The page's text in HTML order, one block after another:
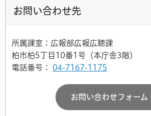
お問い合わせ先
所属課室：広報部広報広聴課
柏市柏5丁目10番1号（本庁舎3階）
電話番号：
04-7167-1175
お問い合わせフォーム